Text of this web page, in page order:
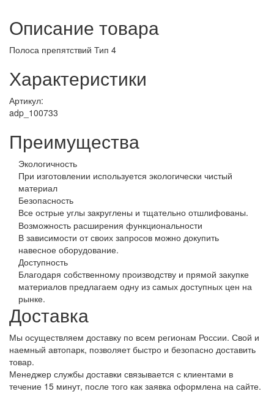
Описание товара
Полоса препятствий Тип 4
Характеристики
Артикул:
adp_100733
Преимущества
Экологичность
При изготовлении используется экологически чистый
материал
Безопасность
Все острые углы закруглены и тщательно отшлифованы.
Возможность расширения функциональности
В зависимости от своих запросов можно докупить
навесное оборудование.
Доступность
Благодаря собственному производству и прямой закупке
материалов предлагаем одну из самых доступных цен на
рынке.
Доставка
Мы осуществляем доставку по всем регионам России. Свой и
наемный автопарк, позволяет быстро и безопасно доставить
товар.
Менеджер службы доставки связывается с клиентами в
течение 15 минут, после того как заявка оформлена на сайте.